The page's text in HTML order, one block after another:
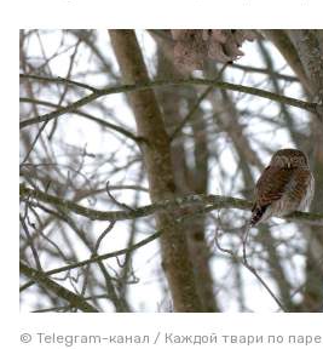
© Telegram-канал / Каждой твари по паре